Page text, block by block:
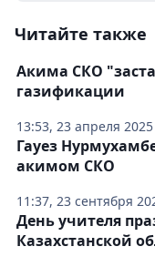
Читайте также
13:53, 23 апреля 2025
Акима СКО
газификации
11:37, 23 сентября
Гауез
акимом СКО
День учителя
Казахстанской